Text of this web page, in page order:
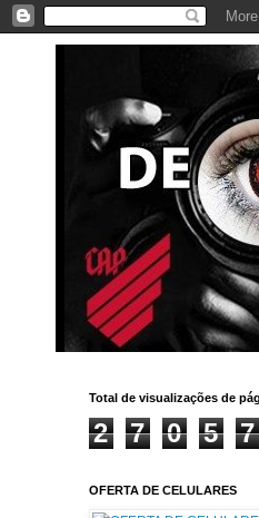
Total de visualizações de
2 7 0 5 7
OFERTA DE CELULARES